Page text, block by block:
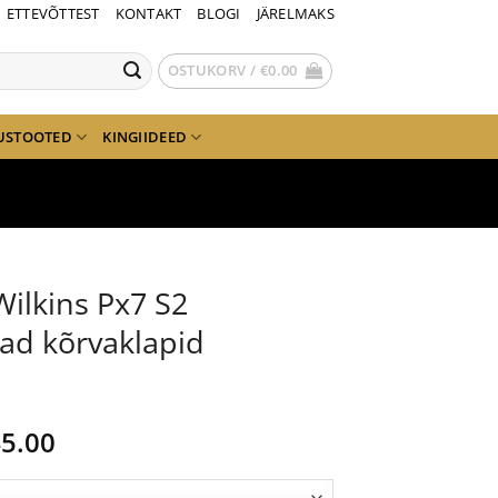
ETTEVÕTTEST KONTAKT BLOGI JÄRELMAKS
OSTUKORV / €0.00
KINGIIDEED
Px7 S2
kõrvaklapid
Current